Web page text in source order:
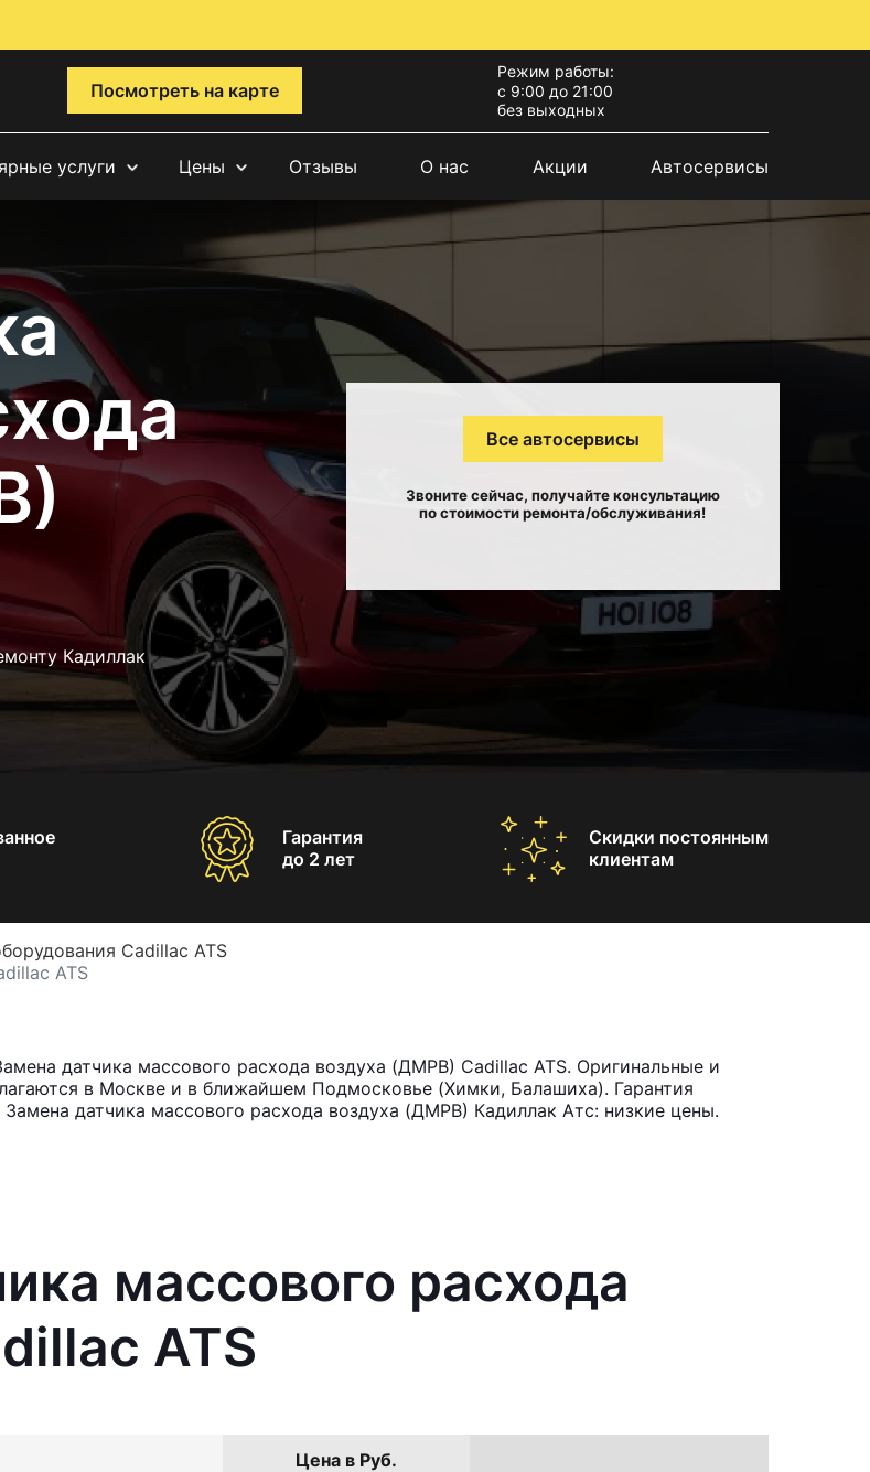
Посмотреть на карте
Режим работы:
с 9:00 до 21:00
без выходных
услуги Цены Отзывы О нас Акции Автосервисы
Кадиллак
Все автосервисы
Звоните сейчас, получайте консультацию
по стоимости ремонта/обслуживания!
Гарантия
до 2 лет
Скидки постоянным
клиентам
Cadillac ATS
ATS
датчика массового расхода воздуха (ДМРВ) Cadillac ATS. Оригинальные и
в Москве и в ближайшем Подмосковье (Химки, Балашиха). Гарантия
датчика массового расхода воздуха (ДМРВ) Кадиллак Атс: низкие цены.
массового расхода
ATS
Цена в Руб.